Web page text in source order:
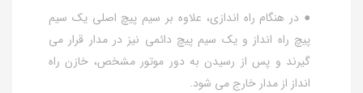
● در هنگام راه اندازی، علاوه بر سیم پیچ اصلی یک سیم
پیچ راه انداز و یک سیم پیچ دائمی نیز در مدار قرار می
گیرند و پس از رسیدن به دور موتور مشخص، خازن راه
انداز از مدار خارج می شود.